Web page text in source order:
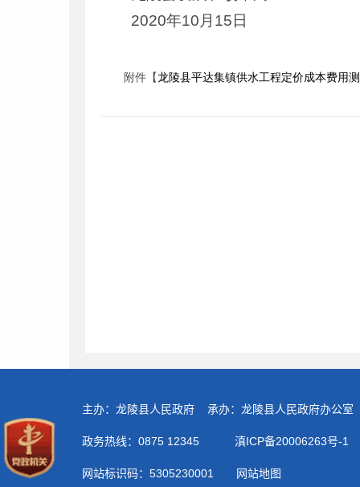
2020年10月15日
附件【龙陵县平达集镇供水工程定价成本费用